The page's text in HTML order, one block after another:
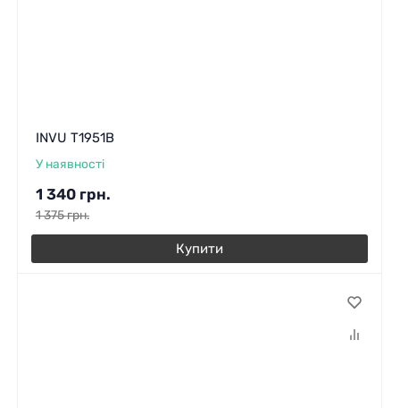
INVU T1951B
У наявності
1 340 грн.
1 375грн.
Купити